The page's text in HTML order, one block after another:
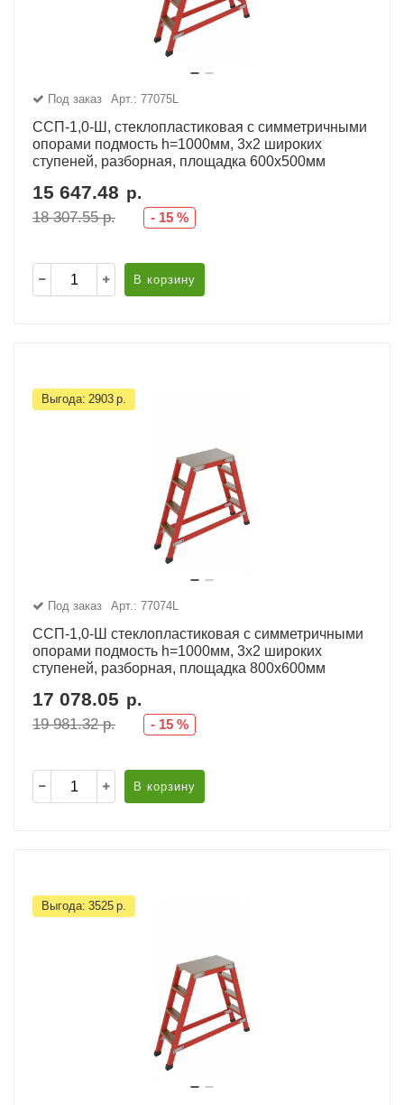
Под заказ Арт.: 77075L
ССП-1,0-Ш, стеклопластиковая с симметричными
опорами подмость h=1000мм, 3х2 широких
ступеней, разборная, площадка 600х500мм
15 647.48 р.
18 307.55р. - 15 %
В корзину
Выгода: 2903 р.
Под заказ Арт.: 77074L
ССП-1,0-Ш стеклопластиковая с симметричными
опорами подмость h=1000мм, 3х2 широких
ступеней, разборная, площадка 800х600мм
17 078.05 р.
19 981.32р. - 15 %
В корзину
Выгода: 3525 р.